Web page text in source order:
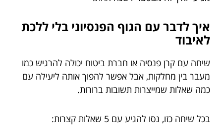
איך לדבר עם הגוף הפנסיוני בלי ללכת
לאיבוד
שיחה עם קרן פנסיה או חברת ביטוח יכולה להרגיש כמו
מעבר בין מחלקות, אבל אפשר להפוך אותה ליעילה עם
כמה שאלות שמייצרות תשובות ברורות.
בכל שיחה כזו, נסו להגיע עם 5 שאלות קצרות: